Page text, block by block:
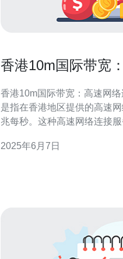
香港10m国际带宽
香港10m国际带宽：高速网络连接服务 香
是指在香港地区提供的高速
兆每秒。这种高速网络连接
这种服务。 香港10m国际带宽具有以下优势： 高速稳定：
2025年6月7日